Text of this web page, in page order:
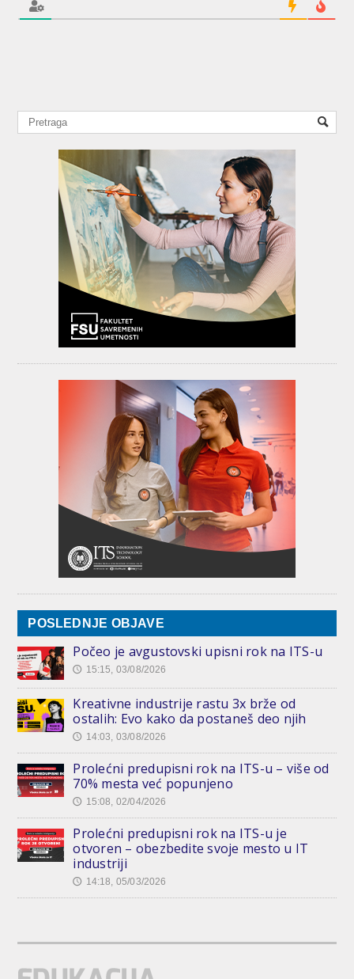
POSLEDNJE OBJAVE
Počeo je avgustovski upisni rok na ITS-u
🕔 15:15, 03/08/2026
Kreativne industrije rastu 3x brže od
ostalih: Evo kako da postaneš deo njih
🕔 14:03, 03/08/2026
Prolećni predupisni rok na ITS-u – više od
70% mesta već popunjeno
🕔 15:08, 02/04/2026
Prolećni predupisni rok na ITS-u je
otvoren – obezbedite svoje mesto u IT
industriji
🕔 14:18, 05/03/2026